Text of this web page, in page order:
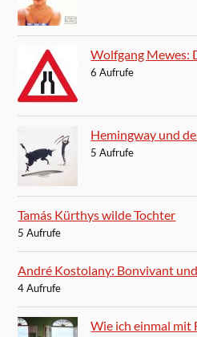
Wolfgang Mewes:
6 Aufrufe
Hemingway und
5 Aufrufe
Tamás Kürthys wilde Tochter
5 Aufrufe
André Kostolany: Bonvivant
4 Aufrufe
Wie ich einmal mit